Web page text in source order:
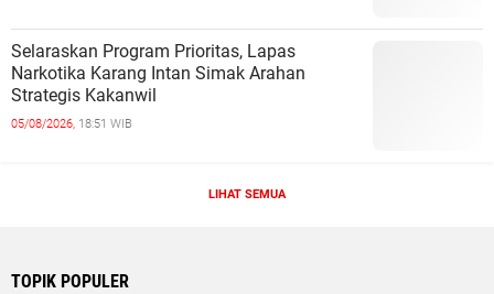
Selaraskan Program Prioritas, Lapas
Narkotika Karang Intan Simak Arahan
Strategis Kakanwil
05/08/2026, 18:51 WIB
LIHAT SEMUA
TOPIK POPULER